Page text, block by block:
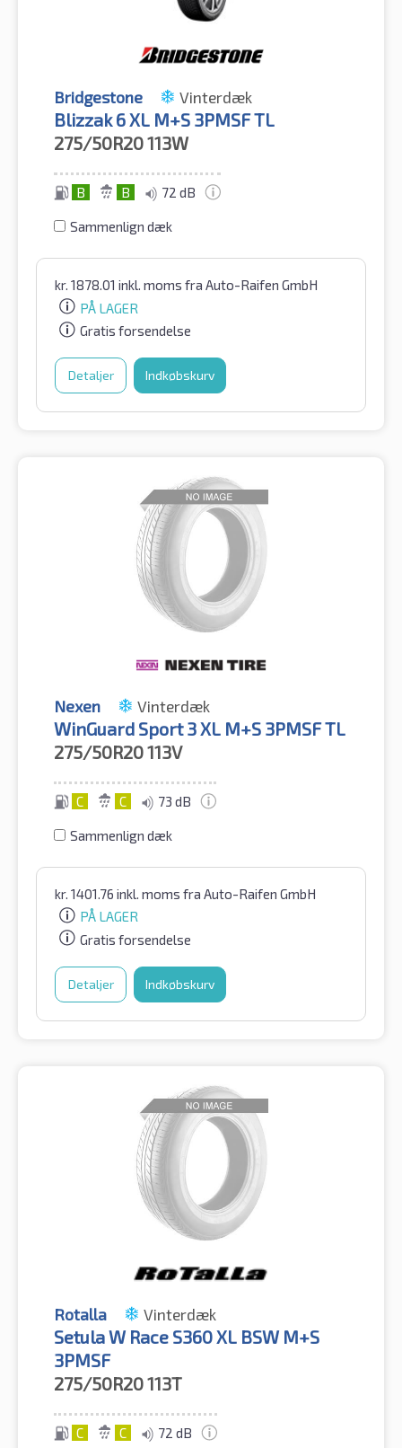
Bridgestone Vinterdæk
Blizzak 6 XL M+S 3PMSF TL
275/50R20113W
B B 72 dB
Sammenlign dæk
kr. 1878.01 inkl. moms fra Auto-Raifen GmbH
PÅ LAGER
Gratis forsendelse
Detaljer Indkøbskurv
Nexen Vinterdæk
WinGuard Sport 3 XL M+S 3PMSF TL
275/50R20113V
C C 73 dB
Sammenlign dæk
kr. 1401.76 inkl. moms fra Auto-Raifen GmbH
PÅ LAGER
Gratis forsendelse
Detaljer Indkøbskurv
Rotalla Vinterdæk
Setula W Race S360 XL BSW M+S
3PMSF
275/50R20113T
C C 72 dB